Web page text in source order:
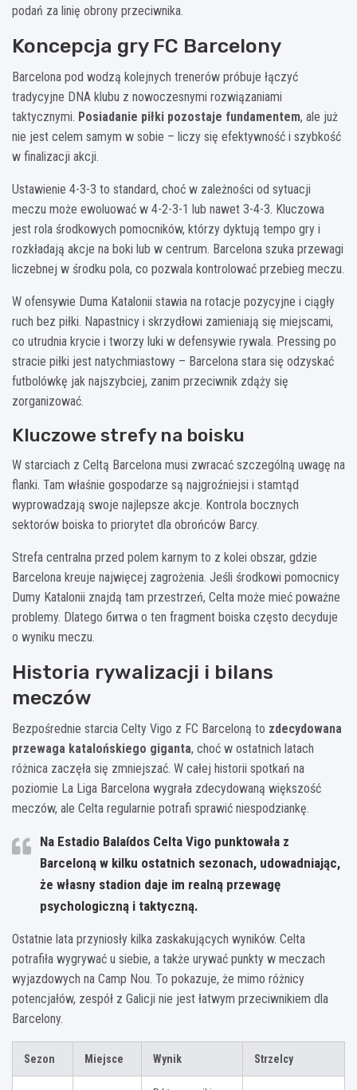
podań za linię obrony przeciwnika.
Koncepcja gry FC Barcelony
Barcelona pod wodzą kolejnych trenerów próbuje łączyć
tradycyjne DNA klubu z nowoczesnymi rozwiązaniami
taktycznymi. Posiadanie piłki pozostaje fundamentem, ale już
nie jest celem samym w sobie – liczy się efektywność i szybkość
w finalizacji akcji.
Ustawienie 4-3-3 to standard, choć w zależności od sytuacji
meczu może ewoluować w 4-2-3-1 lub nawet 3-4-3. Kluczowa
jest rola środkowych pomocników, którzy dyktują tempo gry i
rozkładają akcje na boki lub w centrum. Barcelona szuka przewagi
liczebnej w środku pola, co pozwala kontrolować przebieg meczu.
W ofensywie Duma Katalonii stawia na rotacje pozycyjne i ciągły
ruch bez piłki. Napastnicy i skrzydłowi zamieniają się miejscami,
co utrudnia krycie i tworzy luki w defensywie rywala. Pressing po
stracie piłki jest natychmiastowy – Barcelona stara się odzyskać
futbolówkę jak najszybciej, zanim przeciwnik zdąży się
zorganizować.
Kluczowe strefy na boisku
W starciach z Celtą Barcelona musi zwracać szczególną uwagę na
flanki. Tam właśnie gospodarze są najgroźniejsi i stamtąd
wyprowadzają swoje najlepsze akcje. Kontrola bocznych
sektorów boiska to priorytet dla obrońców Barcy.
Strefa centralna przed polem karnym to z kolei obszar, gdzie
Barcelona kreuje najwięcej zagrożenia. Jeśli środkowi pomocnicy
Dumy Katalonii znajdą tam przestrzeń, Celta może mieć poważne
problemy. Dlatego битwa o ten fragment boiska często decyduje
o wyniku meczu.
Historia rywalizacji i bilans
meczów
Bezpośrednie starcia Celty Vigo z FC Barceloną to zdecydowana
przewaga katalońskiego giganta, choć w ostatnich latach
różnica zaczęła się zmniejszać. W całej historii spotkań na
poziomie La Liga Barcelona wygrała zdecydowaną większość
meczów, ale Celta regularnie potrafi sprawić niespodziankę.
Na Estadio Balaídos Celta Vigo punktowała z
Barceloną w kilku ostatnich sezonach, udowadniając,
że własny stadion daje im realną przewagę
psychologiczną i taktyczną.
Ostatnie lata przyniosły kilka zaskakujących wyników. Celta
potrafiła wygrywać u siebie, a także urywać punkty w meczach
wyjazdowych na Camp Nou. To pokazuje, że mimo różnicy
potencjałów, zespół z Galicji nie jest łatwym przeciwnikiem dla
Barcelony.
Sezon Miejsce Wynik Strzelcy